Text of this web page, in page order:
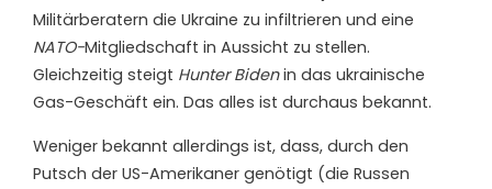
Militärberatern die Ukraine zu infiltrieren und eine
NATO-Mitgliedschaft in Aussicht zu stellen.
Gleichzeitig steigt Hunter Bidenin das ukrainische
Gas-Geschäft ein. Das alles ist durchaus bekannt.
Weniger bekannt allerdings ist, dass, durch den
Putsch der US-Amerikaner genötigt (die Russen